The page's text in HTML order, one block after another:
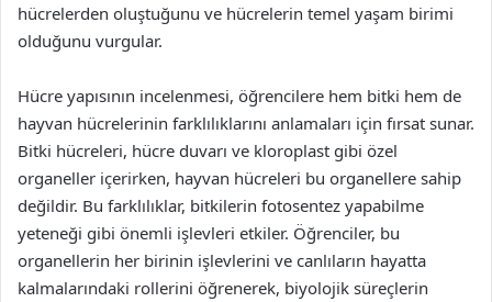
hücrelerden oluştuğunu ve hücrelerin temel yaşam birimi
olduğunu vurgular.
Hücre yapısının incelenmesi, öğrencilere hem bitki hem de
hayvan hücrelerinin farklılıklarını anlamaları için fırsat sunar.
Bitki hücreleri, hücre duvarı ve kloroplast gibi özel
organeller içerirken, hayvan hücreleri bu organellere sahip
değildir. Bu farklılıklar, bitkilerin fotosentez yapabilme
yeteneği gibi önemli işlevleri etkiler. Öğrenciler, bu
organellerin her birinin işlevlerini ve canlıların hayatta
kalmalarındaki rollerini öğrenerek, biyolojik süreçlerin